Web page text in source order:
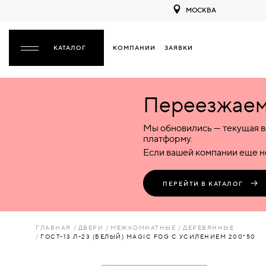
МОСКВА
КОМПАНИИ ЗАЯВКИ
НАЗАД
ПЛАСТИКОВЫЕ
КОМБИНИРОВАННЫЕ
ЛЮКИ
Межкомнатные
Деревянные
Пластиковые
Комбинированные
Входные
Металлические
Пластиковые
Стеклянные
Комбинированные
Специализированные
Металлические
Пластиковые
Стеклянные
Комбинированные
Мы обновились — текущая
платформу.
Если вашей компании еще
ПЕРЕЙТИ В КАТАЛОГ
ГЛАВНАЯ ДВЕРИ МЕЖКОМНАТНЫЕ
ДЕРЕВЯННЫЕ
ГОСТ-13 Л-23 (БЕЛЫЙ) MAGIC FOG С УСИЛЕНИЕМ 200*50